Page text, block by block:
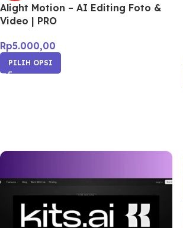
Alight Motion – AI Editing Foto &
Video | PRO
Rp5.000,00
PILIH OPSI